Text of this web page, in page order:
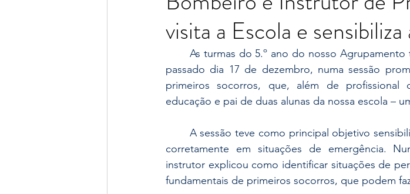
visita a Escola e
passado dia 17 de dezembro, numa sessão
primeiros socorros, que, além de profissional
educação e pai de duas alunas da nossa escola –
corretamente em situações de emergência.
instrutor explicou como identificar situações de
fundamentais de primeiros socorros, que podem